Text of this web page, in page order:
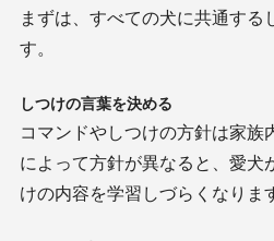
まずは、すべての犬に共通する
す。
しつけの言葉を決める
コマンドやしつけの方針は家族
によって方針が異なると、愛犬
けの内容を学習しづらくなりま